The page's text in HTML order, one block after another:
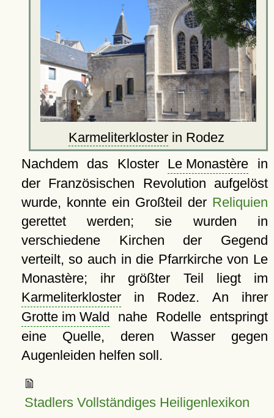
Karmeliterkloster in Rodez
Nachdem das Kloster Le Monastère in
der Französischen Revolution aufgelöst
wurde, konnte ein Großteil der Reliquien
gerettet werden; sie wurden in
verschiedene Kirchen der Gegend
verteilt, so auch in die Pfarrkirche von Le
Monastère; ihr größter Teil liegt im
Karmeliterklosterin Rodez. An ihrer
Grotte im Wald
nahe Rodelle entspringt
eine Quelle, deren Wasser gegen
Augenleiden helfen soll.
Stadlers Vollständiges Heiligenlexikon